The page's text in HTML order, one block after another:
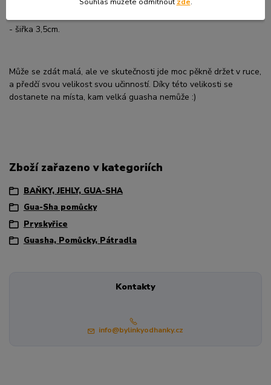
- šiřka 3,5cm.
Může se zdát malá, ale ve skutečnosti jde moc pěkně držet v ruce,
a předčí svou velikost svou učinností. Díky této velikosti se
dostanete na místa, kam velká guasha nemůže :)
Zboží zařazeno v kategoriích
BAŇKY, JEHLY, GUA-SHA
Gua-Sha pomůcky
Pryskyřice
Guasha, Pomůcky, Pátradla
Kontakty
info@bylinkyodhanky.cz